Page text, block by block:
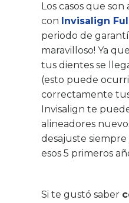
Los casos que
con Invisalign Full
periodo de
maravilloso! Ya
tus dientes se
(esto puede
correctamente
Invisalign te
alineadores
desajuste
esos 5 primeros
Si te gustó saber